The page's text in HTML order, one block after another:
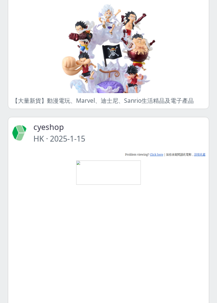
【大量新貨】動漫電玩、Marvel、迪士尼、Sanrio生活精品及電子產品
cyeshop
HK · 2025-1-15